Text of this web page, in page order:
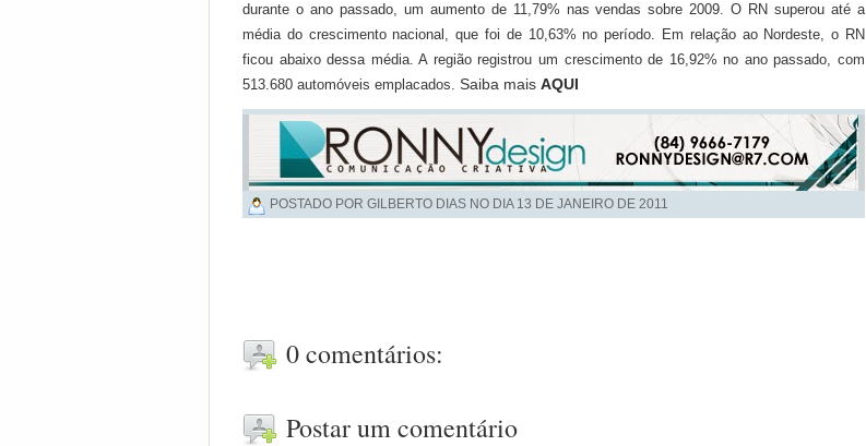
durante o ano passado, um aumento de 11,79% nas vendas sobre 2009. O RN superou até a
média do crescimento nacional, que foi de 10,63% no período. Em relação ao Nordeste, o RN
ficou abaixo dessa média. A região registrou um crescimento de 16,92% no ano passado, com
513.680 automóveis emplacados. Saiba mais AQUI
POSTADO POR GILBERTO DIAS NO DIA 13 DE JANEIRO DE 2011
0 comentários:
Postar um comentário